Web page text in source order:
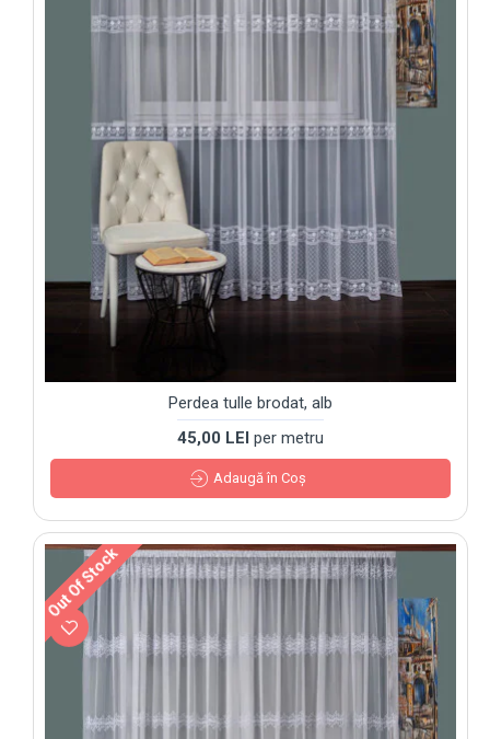
Perdea tulle brodat, alb
45,00 LEI per metru
Adaugă în Coş
Out Of Stock